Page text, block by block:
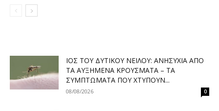
ΙΌΣ ΤΟΥ ΔΥΤΙΚΟΎ ΝΕΊΛΟΥ: ΑΝΗΣΥΧΊΑ ΑΠΌ
ΤΑ ΑΥΞΗΜΈΝΑ ΚΡΟΎΣΜΑΤΑ – ΤΑ
ΣΥΜΠΤΏΜΑΤΑ ΠΟΥ ΧΤΥΠΟΎΝ...
08/08/2026 0